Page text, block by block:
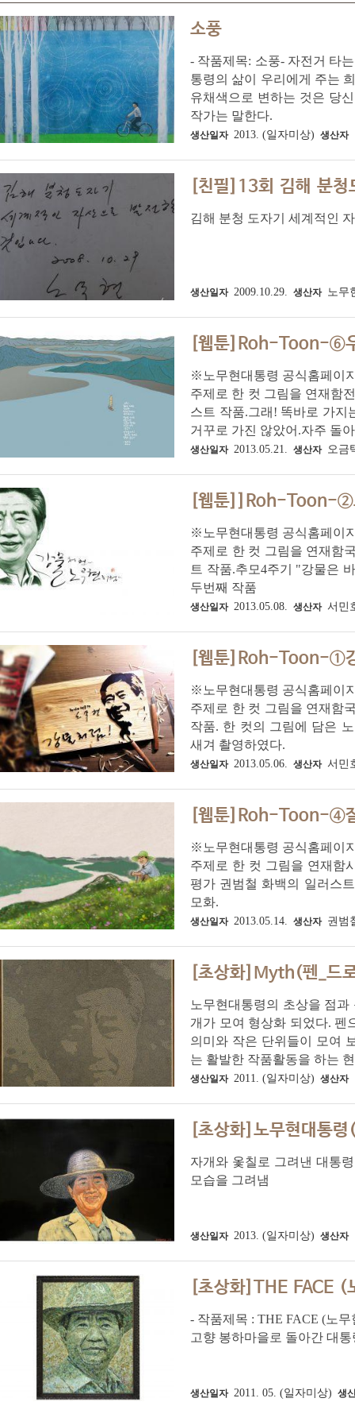
소풍
- 작품제목: 소풍- 자전거 타
통령의 삶이 우리에게 주는
유채색으로 변하는 것은 당
작가는 말한다.
생산일자 2013. (일자미상) 생산자
[친필]13회 김해 분
김해 분청 도자기 세계적인
생산일자 2009.10.29. 생산자 노무
[웹툰]Roh-Toon-⑥
※노무현대통령 공식홈페이
주제로 한 컷 그림을 연재함
스트 작품.그래! 똑바로 가지
거꾸로 가진 않았어.자주 돌
생산일자 2013.05.21. 생산자 오금
[웹툰]]Roh-Toon-②
※노무현대통령 공식홈페이
주제로 한 컷 그림을 연재함
트 작품.추모4주기 "강물은
두번째 작품
생산일자 2013.05.08. 생산자 서민
[웹툰]Roh-Toon-①
※노무현대통령 공식홈페이
주제로 한 컷 그림을 연재함
작품. 한 컷의 그림에 담은
새겨 촬영하였다.
생산일자 2013.05.06. 생산자 서민
[웹툰]Roh-Toon-④
※노무현대통령 공식홈페이
주제로 한 컷 그림을 연재함
평가 권범철 화백의 일러스
모화.
생산일자 2013.05.14. 생산자 권범
[초상화]Myth(펜_드
노무현대통령의 초상을 점
개가 모여 형상화 되었다. 펜
의미와 작은 단위들이 모여
는 활발한 작품활동을 하는
생산일자 2011. (일자미상) 생산자
[초상화]노무현대통
자개와 옻칠로 그려낸 대통
모습을 그려냄
생산일자 2013. (일자미상) 생산자
[초상화]THE FACE (
- 작품제목 : THE FACE (노
고향 봉하마을로 돌아간 대
생산일자 2011. 05. (일자미상) 생